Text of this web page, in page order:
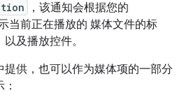
，该通知会根据您的
当前正在播放的 媒体文件的标
及播放控件。
供，也可以作为媒体项的一部分